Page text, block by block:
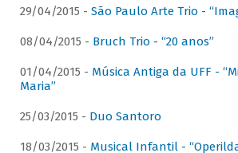
29/04/2015 - São Paulo Arte Trio -
08/04/2015 - Bruch Trio - “20 anos”
01/04/2015 - Música Antiga da UFF -
Maria”
25/03/2015 - Duo Santoro
18/03/2015 - Musical Infantil -